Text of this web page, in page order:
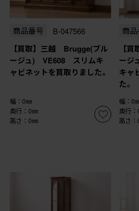
商品番号 B-047566
【買取】三越 Brugge(ブル
ージュ) VE608 スリムキ
ャビネットを買取りました。
幅：0㎜
奥行：0㎜
高さ：0㎜
商
【
ージ
キャ
た。
幅：0
奥行
高さ：